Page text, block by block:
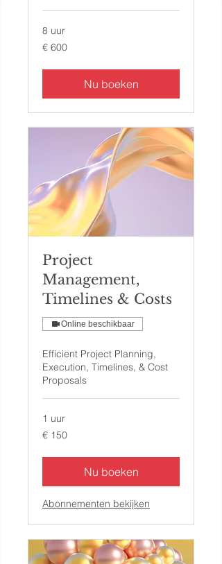
8 uur
600
euro
€ 600
Nu boeken
Project
Management,
Timelines & Costs
Online beschikbaar
Efficient Project Planning,
Execution, Timelines, & Cost
Proposals
1 uur
150
euro
€ 150
Nu boeken
Abonnementen bekijken